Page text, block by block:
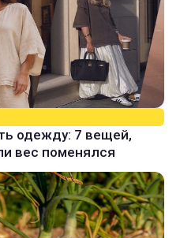
одежду: 7 вещей,
вес поменялся